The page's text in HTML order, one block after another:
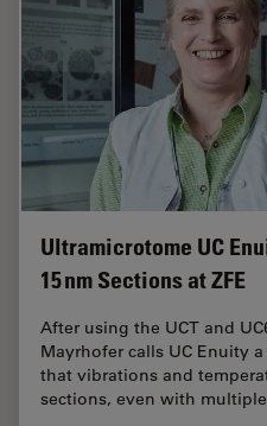
Ultramicrotome UC
15 nm Sections at ZFE
After using the UCT and
Mayrhofer calls UC Enuity
that vibrations and
sections, even with